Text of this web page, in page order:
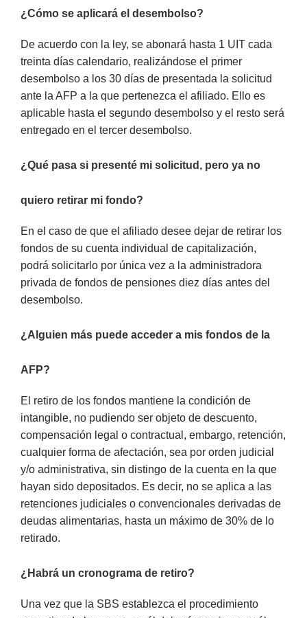
¿Cómo se aplicará el desembolso?
De acuerdo con la ley, se abonará hasta 1 UIT cada
treinta días calendario, realizándose el primer
desembolso a los 30 días de presentada la solicitud
ante la AFP a la que pertenezca el afiliado. Ello es
aplicable hasta el segundo desembolso y el resto será
entregado en el tercer desembolso.
¿Qué pasa si presenté mi solicitud, pero ya no
quiero retirar mi fondo?
En el caso de que el afiliado desee dejar de retirar los
fondos de su cuenta individual de capitalización,
podrá solicitarlo por única vez a la administradora
privada de fondos de pensiones diez días antes del
desembolso.
¿Alguien más puede acceder a mis fondos de la
AFP?
El retiro de los fondos mantiene la condición de
intangible, no pudiendo ser objeto de descuento,
compensación legal o contractual, embargo, retención,
cualquier forma de afectación, sea por orden judicial
y/o administrativa, sin distingo de la cuenta en la que
hayan sido depositados. Es decir, no se aplica a las
retenciones judiciales o convencionales derivadas de
deudas alimentarias, hasta un máximo de 30% de lo
retirado.
¿Habrá un cronograma de retiro?
Una vez que la SBS establezca el procedimiento